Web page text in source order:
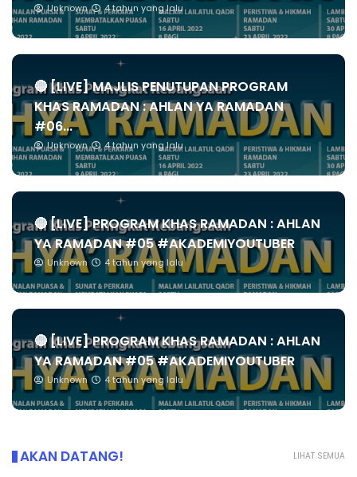
Unknown 4 tahun yang lalu
🔴 [LIVE] MAJLIS PENUTUPAN PROGRAM
KHAS RAMADAN : AHLAN YA RAMADAN
#06...
Unknown 4 tahun yang lalu
🔴 [LIVE] PROGRAM KHAS RAMADAN : AHLAN
YA RAMADAN #05 #AKADEMIYOUTUBER
Unknown 4 tahun yang lalu
🔴 [LIVE] PROGRAM KHAS RAMADAN : AHLAN
YA RAMADAN #05 #AKADEMIYOUTUBER
Unknown 4 tahun yang lalu
LIHAT SEMUA
AKAN DATANG!